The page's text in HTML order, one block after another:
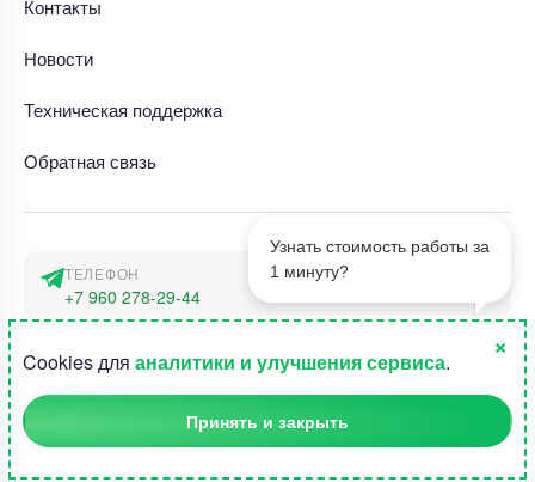
1
Узнать стоимость работы за
1 минуту?
Контакты
Новости
Техническая поддержка
Обратная связь
ТЕЛЕФОН
+7 960 278-29-44
г. Москва, наб. Тараса Шевченко 23а
©2015-2026, Студландия -
Cookies для аналитики и улучшения сервиса.
×
Принять и закрыть